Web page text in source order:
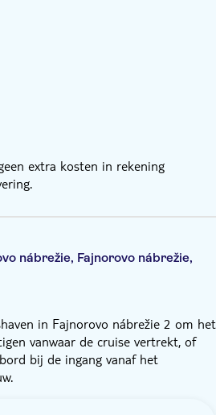
extra kosten in rekening
nábrežie, Fajnorovo nábrežie,
in Fajnorovo nábrežie 2 om het
vanwaar de cruise vertrekt, of
bij de ingang vanaf het